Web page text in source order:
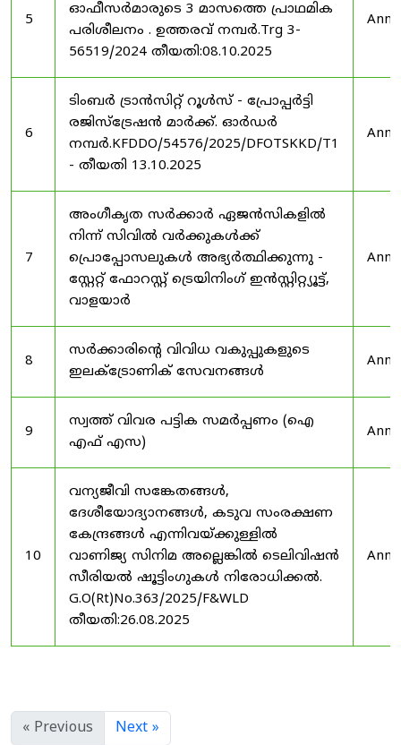
5
ഓഫീസർമാരുടെ 3 മാസത്തെ പ്രാഥമിക
പരിശീലനം . ഉത്തരവ് നമ്പർ.Trg 3-
56519/2024 തീയതി:08.10.2025
6
ടിംബർ ട്രാൻസിറ്റ് റൂൾസ് - പ്രോപ്പർട്ടി
രജിസ്ട്രേഷൻ മാർക്ക്. ഓർഡർ
നമ്പർ.KFDDO/54576/2025/DFOTSKKD/T1
- തീയതി 13.10.2025
7
അംഗീകൃത സർക്കാർ ഏജൻസികളിൽ
നിന്ന് സിവിൽ വർക്കുകൾക്ക്
പ്രൊപ്പോസലുകൾ അഭ്യർത്ഥിക്കുന്നു -
സ്റ്റേറ്റ് ഫോറസ്റ്റ് ട്രെയിനിംഗ് ഇൻസ്റ്റിറ്റ്യൂട്ട്,
വാളയാർ
8
സർക്കാരിന്റെ വിവിധ വകുപ്പുകളുടെ
ഇലക്ട്രോണിക് സേവനങ്ങൾ
9
സ്വത്ത് വിവര പട്ടിക സമർപ്പണം (ഐ
എഫ് എസ)
10
വന്യജീവി സങ്കേതങ്ങൾ,
ദേശീയോദ്യാനങ്ങൾ, കടുവ സംരക്ഷണ
കേന്ദ്രങ്ങൾ എന്നിവയ്ക്കുള്ളിൽ
വാണിജ്യ സിനിമ അല്ലെങ്കിൽ ടെലിവിഷൻ
സീരിയൽ ഷൂട്ടിംഗുകൾ നിരോധിക്കൽ.
G.O(Rt)No.363/2025/F&WLD
തീയതി:26.08.2025
« Previous Next »